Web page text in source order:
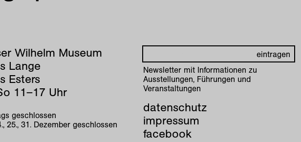
Wilhelm Museum
Lange
Esters
11–17 Uhr
geschlossen
25., 31. Dezember geschlossen
Newsletter mit Informationen zu
Ausstellungen, Führungen und
Veranstaltungen
datenschutz
impressum
facebook